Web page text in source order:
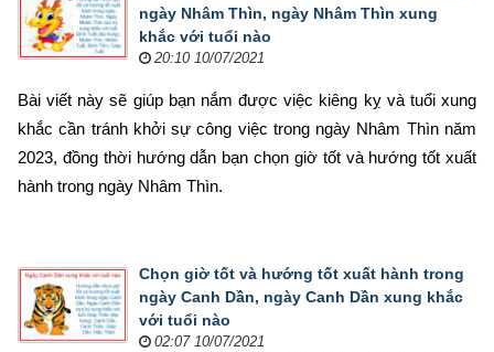
ngày Nhâm Thìn, ngày Nhâm Thìn xung
khắc với tuổi nào
20:10 10/07/2021
Bài viết này sẽ giúp bạn nắm được việc kiêng kỵ và tuổi xung
khắc cần tránh khởi sự công việc trong ngày Nhâm Thìn năm
2023, đồng thời hướng dẫn bạn chọn giờ tốt và hướng tốt xuất
hành trong ngày Nhâm Thìn.
Chọn giờ tốt và hướng tốt xuất hành trong
ngày Canh Dần, ngày Canh Dần xung khắc
với tuổi nào
02:07 10/07/2021